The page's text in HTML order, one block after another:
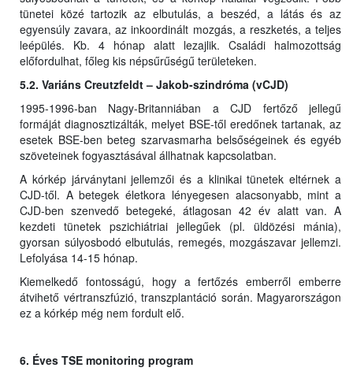
tünetei közé tartozik az elbutulás, a beszéd, a látás és az
egyensúly zavara, az inkoordinált mozgás, a reszketés, a teljes
leépülés. Kb. 4 hónap alatt lezajlik. Családi halmozottság
előfordulhat, főleg kis népsűrűségű területeken.
5.2. Variáns Creutzfeldt – Jakob-szindróma (vCJD)
1995-1996-ban Nagy-Britanniában a CJD fertőző jellegű
formáját diagnosztizálták, melyet BSE-től eredőnek tartanak, az
esetek BSE-ben beteg szarvasmarha belsőségeinek és egyéb
szöveteinek fogyasztásával állhatnak kapcsolatban.
A kórkép járványtani jellemzői és a klinikai tünetek eltérnek a
CJD-től. A betegek életkora lényegesen alacsonyabb, mint a
CJD-ben szenvedő betegeké, átlagosan 42 év alatt van. A
kezdeti tünetek pszichiátriai jellegűek (pl. üldözési mánia),
gyorsan súlyosbodó elbutulás, remegés, mozgászavar jellemzi.
Lefolyása 14-15 hónap.
Kiemelkedő fontosságú, hogy a fertőzés emberről emberre
átvihető vértranszfúzió, transzplantáció során. Magyarországon
ez a kórkép még nem fordult elő.
6. Éves TSE monitoring program